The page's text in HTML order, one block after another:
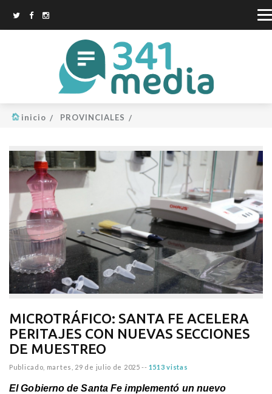
inicio PROVINCIALES
MICROTRÁFICO: SANTA FE ACELERA
PERITAJES CON NUEVAS SECCIONES
DE MUESTREO
Publicado, martes, 29 de julio de 2025 -- 1513 vistas
El Gobierno de Santa Fe implementó un nuevo